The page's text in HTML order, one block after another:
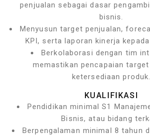
penjualan sebagai dasar
bisnis.
Menyusun target penjualan,
KPI, serta laporan kinerja
Berkolaborasi dengan tim
memastikan pencapaian
ketersediaan produk.
KUALIFIKASI
Pendidikan minimal S1
Bisnis, atau bidang
Berpengalaman minimal 8 tahun